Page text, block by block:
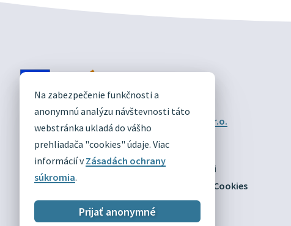
Na zabezpečenie funkčnosti a
anonymnú analýzu návštevnosti táto
webstránka ukladá do vášho
prehliadača "cookies" údaje. Viac
informácií vZásadách ochrany
súkromia.
Prijať anonymné
DIVÍN
OFICIÁLNE STRÁNKY
Technický prevádzkovateľ:
Alphabet partner s.r.o.
Správca obsahu:Obec Divín
Posledná aktualizácia:03.08.2026
Mapa
Vyhlásenie o prístupnosti
Zásady ochrany osobných údajov
Nastaviť Cookies